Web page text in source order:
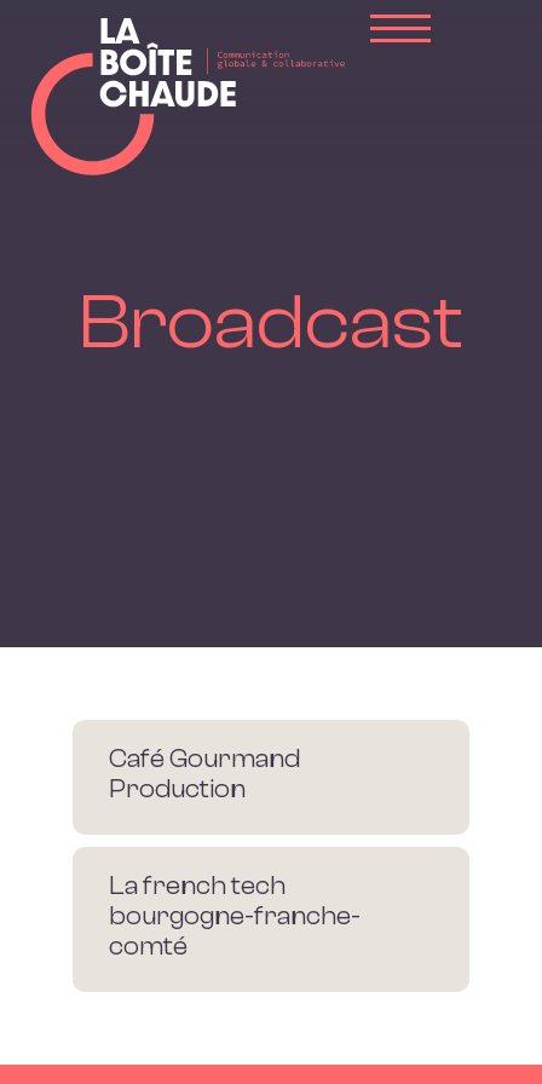
Broadcast
Café Gourmand
Production
La french tech
bourgogne-franche-
comté